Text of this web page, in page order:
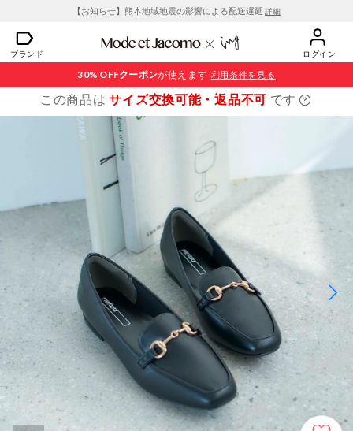
【お知らせ】熊本地域地震の影響による配送遅延 詳細
ブランド ログイン
30% OFFクーポンが使えます 利用条件を見る
この商品はサイズ交換可能・返品不可 です